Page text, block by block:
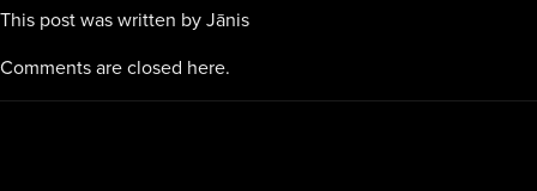
This post was written by Jānis
Comments are closed here.